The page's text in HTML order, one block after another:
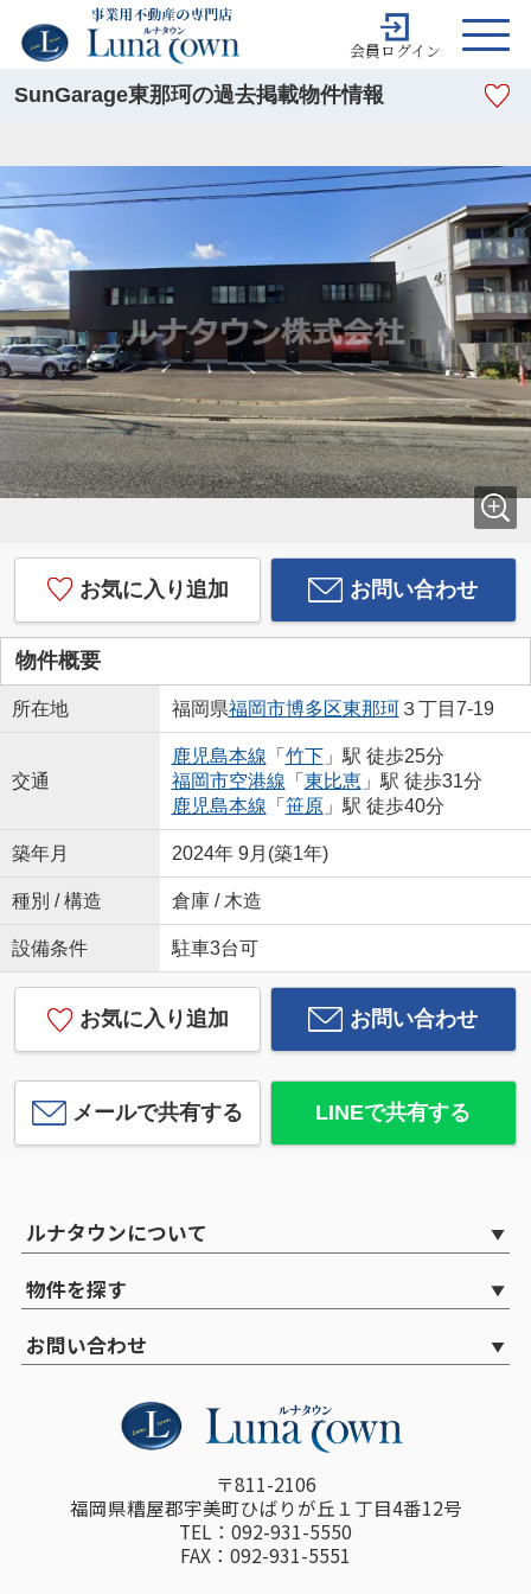
会員ログイン
SunGarage東那珂の過去掲載物件情報
お気に入り追加 お問い合わせ
物件概要
所在地 福岡県福岡市博多区東那珂３丁目7-19
交通
鹿児島本線 「 竹下」駅 徒歩25分
福岡市空港線 「 東比恵」駅 徒歩31分
鹿児島本線 「 笹原」駅 徒歩40分
築年月 2024年 9月(築1年)
種別 / 構造 倉庫 / 木造
設備条件 駐車3台可
お気に入り追加 お問い合わせ
メールで共有する LINEで共有する
ルナタウンについて
物件を探す
お問い合わせ
〒811-2106
福岡県糟屋郡宇美町ひばりが丘１丁目4番12号
TEL：092-931-5550
FAX：092-931-5551